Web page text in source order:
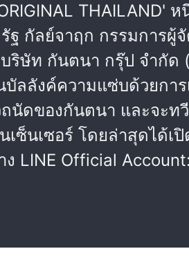
THAILAND'
กัลย์จาฤก กรรมการ
ริษัท กันตนา กรุ๊ป จำกัด
ลลังค์ความแซ่บด้วยการ
ถนัดของกันตนา และจะ
นเซอร์ โดยล่าสุดได้เ
LINE Official